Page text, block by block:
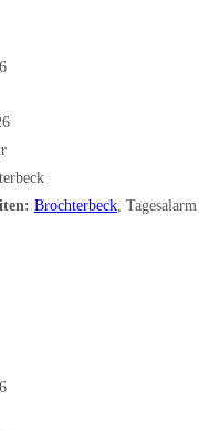
Brochterbeck, Tagesalarm